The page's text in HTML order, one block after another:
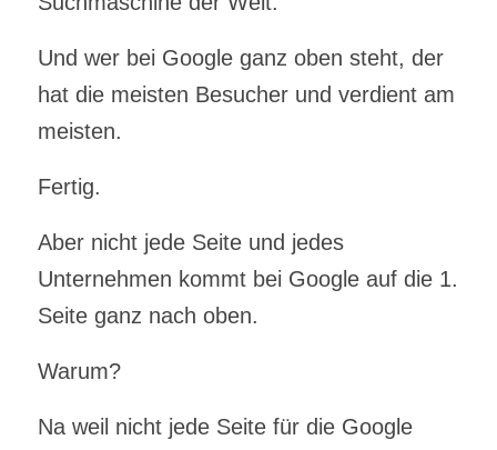
Und wer bei Google ganz oben steht, der
hat die meisten Besucher und verdient am
meisten.
Fertig.
Aber nicht jede Seite und jedes
Unternehmen kommt bei Google auf die 1.
Seite ganz nach oben.
Warum?
Na weil nicht jede Seite für die Google